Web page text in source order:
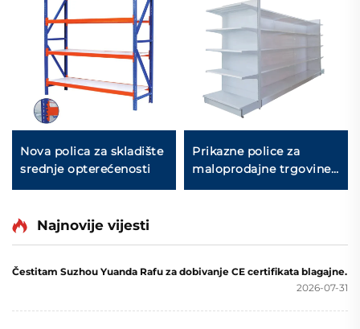
Nova polica za skladište
srednje opterećenosti
Prikazne police za
maloprodajne trgovine
YD-S034
Najnovije vijesti
Čestitam Suzhou Yuanda Rafu za dobivanje CE certifikata blagajne.
2026-07-31